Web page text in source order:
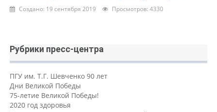
Создано: 19 сентября 2019 Просмотров: 4330
Рубрики пресс-центра
ПГУ им. Т.Г. Шевченко 90 лет
Дни Великой Победы
75-летие Великой Победы!
2020 год здоровья